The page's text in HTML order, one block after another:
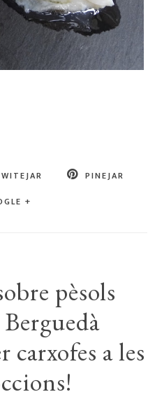
PINEJAR
+
pèsols
carxofes a les